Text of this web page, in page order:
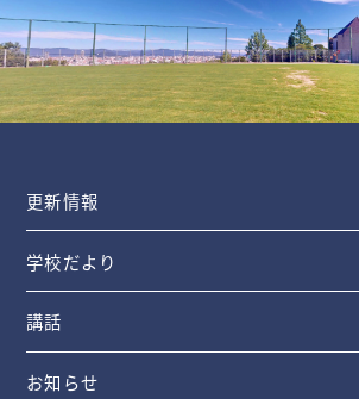
更新情報
学校だより
講話
お知らせ